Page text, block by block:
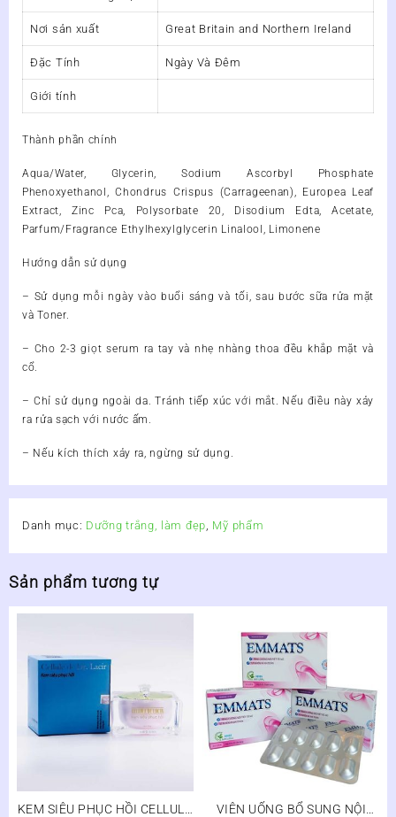
Nơi sản xuất Great Britain and Northern Ireland
Đặc Tính Ngày Và Đêm
Giới tính
Thành phần chính
Aqua/Water, Glycerin, Sodium Ascorbyl Phosphate
Phenoxyethanol, Chondrus Crispus (Carrageenan), Europea Leaf
Extract, Zinc Pca, Polysorbate 20, Disodium Edta, Acetate,
Parfum/Fragrance Ethylhexylglycerin Linalool, Limonene
Hướng dẫn sử dụng
– Sử dụng mỗi ngày vào buổi sáng và tối, sau bước sữa rửa mặt
và Toner.
– Cho 2-3 giọt serum ra tay và nhẹ nhàng thoa đều khắp mặt và
cổ.
– Chỉ sử dụng ngoài da. Tránh tiếp xúc với mắt. Nếu điều này xảy
ra rửa sạch với nước ấm.
– Nếu kích thích xảy ra, ngừng sử dụng.
Danh mục: Dưỡng trắng, làm đẹp Mỹ phẩm
Sản phẩm tương tự
KEM SIÊU PHỤC HỒI CELLULE
VIÊN UỐNG BỔ SUNG NỘI